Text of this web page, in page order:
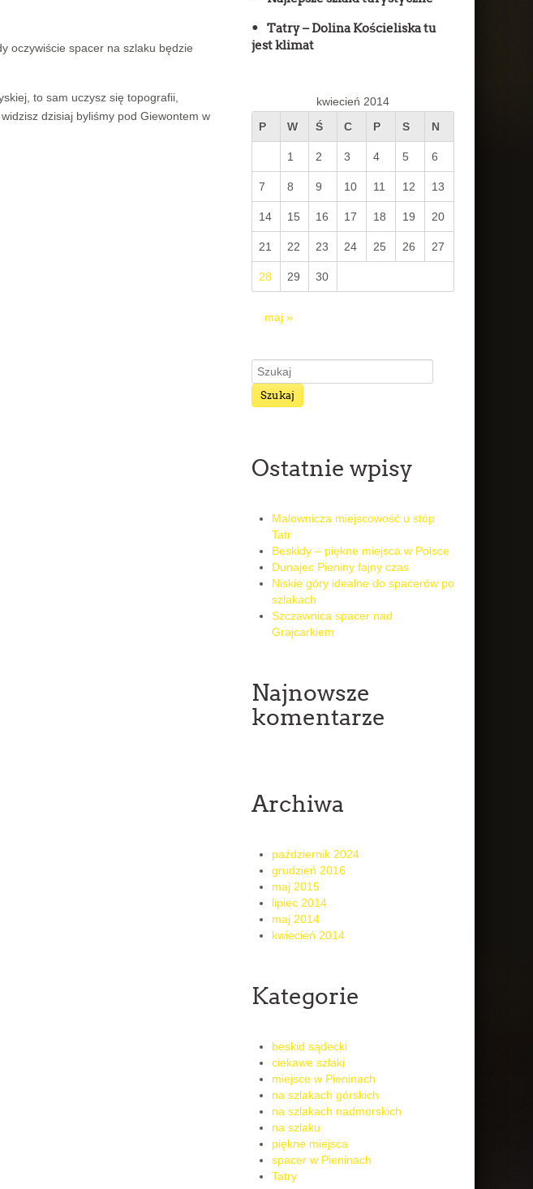
oczywiście spacer na szlaku będzie
to sam uczysz się topografii,
dzisiaj byliśmy pod Giewontem w
Tatry – Dolina Kościeliska tu
jest klimat
kwiecień 2014
P
W Ś C P S N
1 2 3 4 5 6
7 8 9 10 11 12 13
14 15 16 17 18 19 20
21 22 23 24 25 26 27
28 29 30
maj »
Ostatnie wpisy
Malownicza miejscowość u stóp
Tatr
Beskidy – piękne miejsca w Polsce
Dunajec Pieniny fajny czas
Niskie góry idealne do spacerów po
szlakach
Szczawnica spacer nad
Grajcarkiem
Najnowsze
komentarze
Archiwa
październik 2024
grudzień 2016
maj 2015
lipiec 2014
maj 2014
kwiecień 2014
Kategorie
beskid sądecki
ciekawe szlaki
miejsce w Pieninach
na szlakach górskich
na szlakach nadmorskich
na szlaku
piękne miejsca
spacer w Pieninach
Tatry